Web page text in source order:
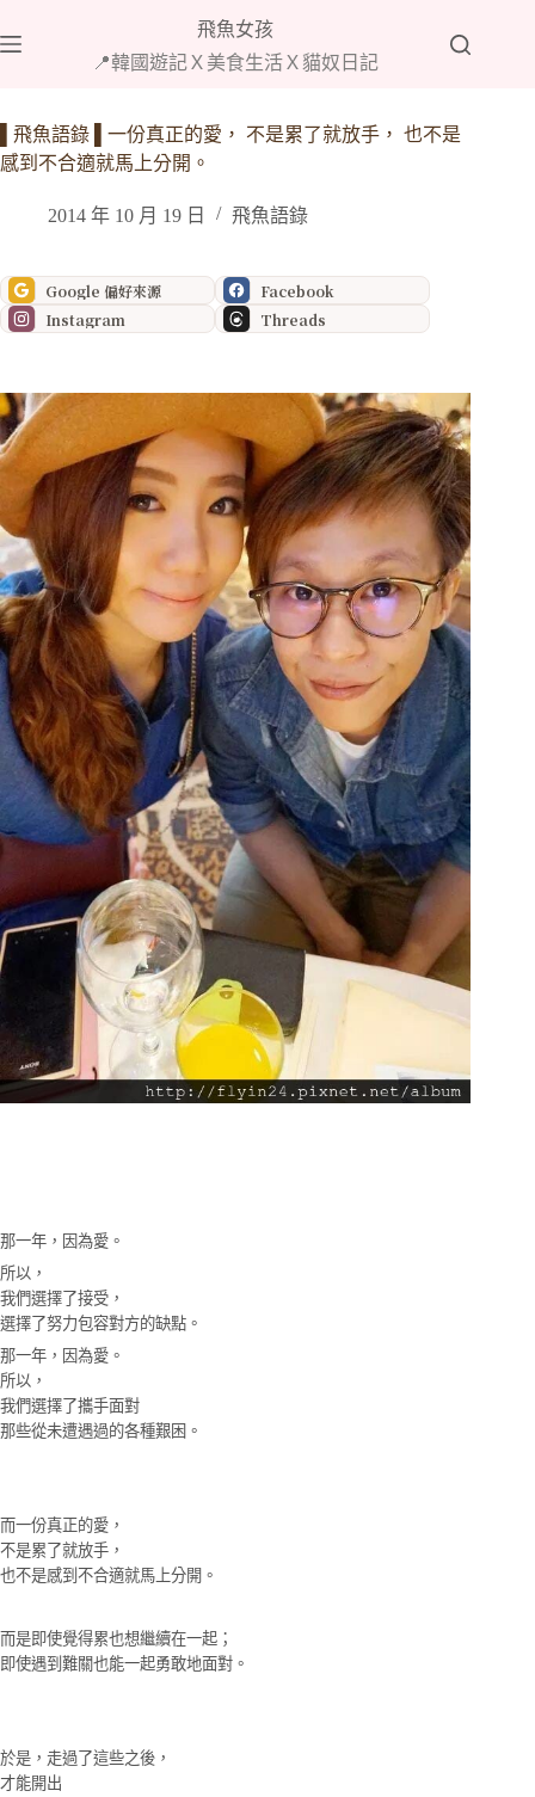
至
內
容
飛魚女孩
📍韓國遊記Ｘ美食生活Ｘ貓奴日記
▌飛魚語錄 ▌一份真正的愛， 不是累了就放手， 也不是
感到不合適就馬上分開。
2014 年 10 月 19 日 飛魚語錄
Google 偏好來源
Facebook
Instagram
Threads
那一年，因為愛。
所以，
我們選擇了接受，
選擇了努力包容對方的缺點。
那一年，因為愛。
所以，
我們選擇了攜手面對
那些從未遭遇過的各種艱困。
而一份真正的愛，
不是累了就放手，
也不是感到不合適就馬上分開。
而是即使覺得累也想繼續在一起；
即使遇到難關也能一起勇敢地面對。
於是，走過了這些之後，
才能開出